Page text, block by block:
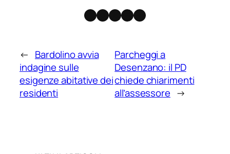
Facebook
Instagram
X Threads
Telegram
← Bardolino avvia
indagine sulle
esigenze abitative dei
residenti
Parcheggi a
Desenzano: il PD
chiede chiarimenti
all’assessore →